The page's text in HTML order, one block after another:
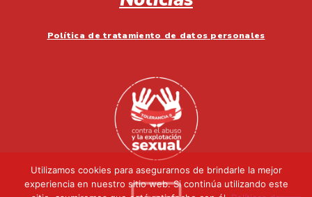
Política de tratamiento de datos personales
Utilizamos cookies para asegurarnos de brindarle la mejor
experiencia en nuestro sitio web. Si continúa utilizando este